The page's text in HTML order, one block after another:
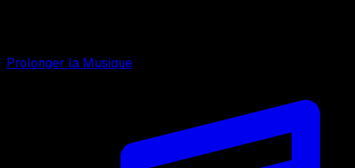
Prolonger la Musique